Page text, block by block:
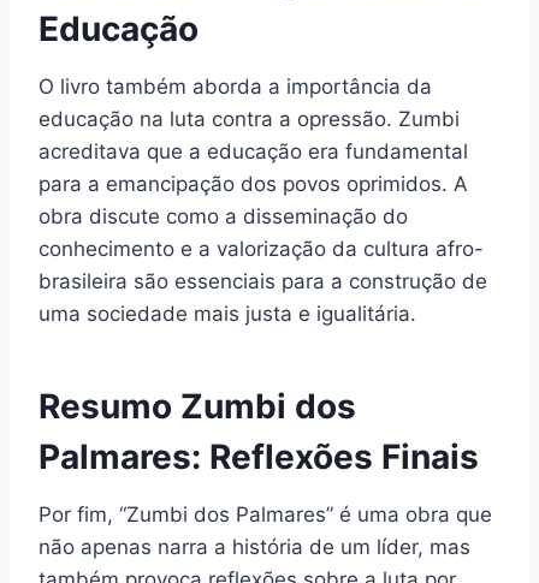
Educação
O livro também aborda a importância da
educação na luta contra a opressão. Zumbi
acreditava que a educação era fundamental
para a emancipação dos povos oprimidos. A
obra discute como a disseminação do
conhecimento e a valorização da cultura afro-
brasileira são essenciais para a construção de
uma sociedade mais justa e igualitária.
Resumo Zumbi dos
Palmares: Reflexões Finais
Por fim, “Zumbi dos Palmares” é uma obra que
não apenas narra a história de um líder, mas